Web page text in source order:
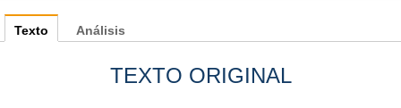
Texto
TEXTO ORIGINAL
Análisis